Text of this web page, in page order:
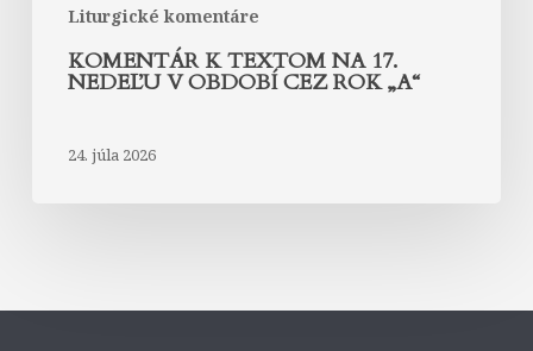
Liturgické komentáre
KOMENTÁR K TEXTOM NA 17.
NEDEĽU V OBDOBÍ CEZ ROK „A“
24. júla 2026